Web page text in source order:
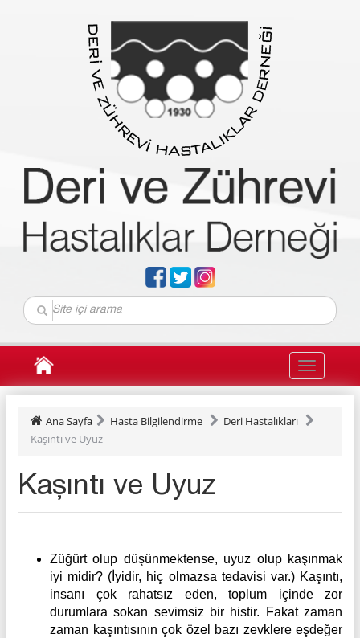
Toggle
navigation
Ana Sayfa Hasta Bilgilendirme
Deri Hastalıkları
Kaşıntı ve Uyuz
Kaşıntı ve Uyuz
Züğürt olup düşünmektense, uyuz olup kaşınmak
iyi midir? (İyidir, hiç olmazsa tedavisi var.) Kaşıntı,
insanı çok rahatsız eden, toplum içinde zor
durumlara sokan sevimsiz bir histir. Fakat zaman
zaman kaşıntısının çok özel bazı zevklere eşdeğer